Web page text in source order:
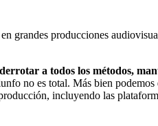
grandes producciones
a todos los métodos,
no es total. Más bien
incluyendo las